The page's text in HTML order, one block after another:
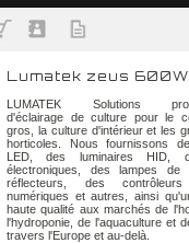
Lumatek zeus 600W
LUMATEK Solutions
d'éclairage de culture pour le
gros, la culture d'intérieur et les
horticoles. Nous fournissons
LED, des luminaires HID,
électroniques, des lampes de
réflecteurs, des contrôleurs
numériques et autres, ainsi
haute qualité aux marchés de
l'hydroponie, de l'aquaculture et
travers l'Europe et au-delà.